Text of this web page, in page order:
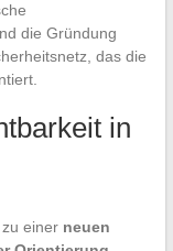
die Gründung
das die
in
einer neuen